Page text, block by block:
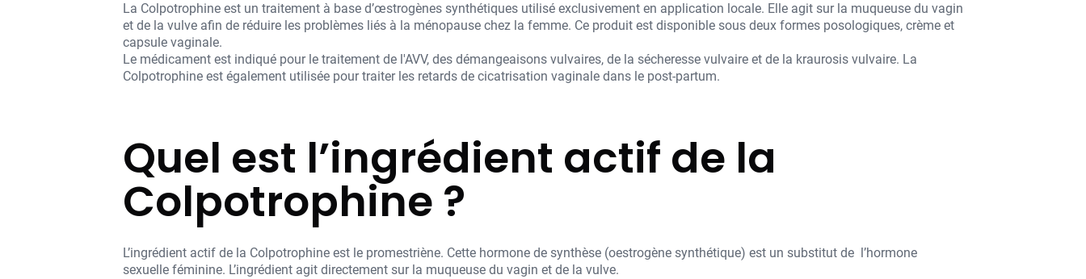
La Colpotrophine est un traitement à base d’œstrogènes synthétiques utilisé exclusivement en application locale. Elle agit sur la muqueuse du vagin
et de la vulve afin de réduire les problèmes liés à la ménopause chez la femme. Ce produit est disponible sous deux formes posologiques, crème et
capsule vaginale.
Le médicament est indiqué pour le traitement de l'AVV, des démangeaisons vulvaires, de la sécheresse vulvaire et de la kraurosis vulvaire. La
Colpotrophine est également utilisée pour traiter les retards de cicatrisation vaginale dans le post-partum.
Quel est l’ingrédient actif de la
Colpotrophine ?
L’ingrédient actif de la Colpotrophine est le promestriène. Cette hormone de synthèse (oestrogène synthétique) est un substitut de l’hormone
sexuelle féminine. L’ingrédient agit directement sur la muqueuse du vagin et de la vulve.